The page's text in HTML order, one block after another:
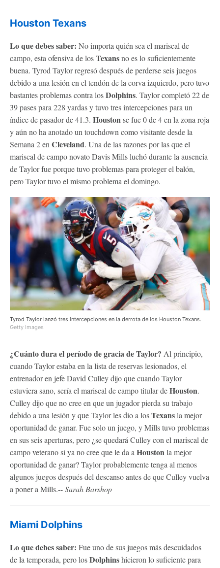
Houston Texans
Lo que debes saber: No importa quién sea el mariscal de
campo, esta ofensiva de losTexansno es lo suficientemente
buena. Tyrod Taylor regresó después de perderse seis juegos
debido a una lesión en el tendón de la corva izquierdo, pero tuvo
bastantes problemas contra losDolphins. Taylor completó 22 de
39 pases para 228 yardas y tuvo tres intercepciones para un
índice de pasador de 41.3. Houstonse fue 0 de 4 en la zona roja
y aún no ha anotado un touchdown como visitante desde la
Semana 2 en Cleveland. Una de las razones por las que el
mariscal de campo novato Davis Mills luchó durante la ausencia
de Taylor fue porque tuvo problemas para proteger el balón,
pero Taylor tuvo el mismo problema el domingo.
Tyrod Taylor lanzó tres intercepciones en la derrota de los Houston Texans.
Getty Images
¿Cuánto dura el período de gracia de Taylor? Al principio,
cuando Taylor estaba en la lista de reservas lesionados, el
entrenador en jefe David Culley dijo que cuando Taylor
estuviera sano, sería el mariscal de campo titular deHouston.
Culley dijo que no cree en que un jugador pierda su trabajo
debido a una lesión y que Taylor les dio a losTexansla mejor
oportunidad de ganar. Fue solo un juego, y Mills tuvo problemas
en sus seis aperturas, pero ¿se quedará Culley con el mariscal de
campo veterano si ya no cree que le da a Houston la mejor
oportunidad de ganar? Taylor probablemente tenga al menos
algunos juegos después del descanso antes de que Culley vuelva
a poner a Mills.--Sarah Barshop
Miami Dolphins
Lo que debes saber: Fue uno de sus juegos más descuidados
de la temporada, pero losDolphinshicieron lo suficiente para